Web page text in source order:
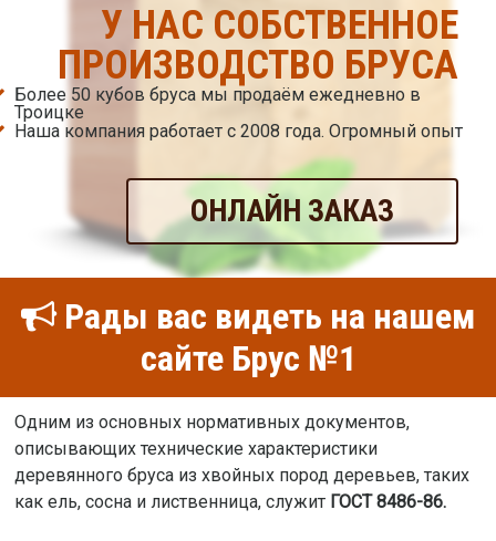
У НАС СОБСТВЕННОЕ
ПРОИЗВОДСТВО БРУСА
Более 50 кубов бруса мы продаём ежедневно в
Троицке
Наша компания работает с 2008 года. Огромный опыт
ОНЛАЙН ЗАКАЗ
Рады вас видеть на нашем
сайте Брус №1
Одним из основных нормативных документов,
описывающих технические характеристики
деревянного бруса из хвойных пород деревьев, таких
как ель, сосна и лиственница, служит ГОСТ 8486-86.